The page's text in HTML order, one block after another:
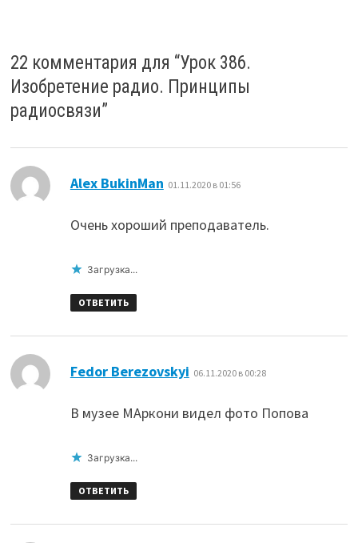
22 комментария для “Урок 386.
Изобретение радио. Принципы
радиосвязи”
Alex BukinMan 01.11.2020 в 01:56
Очень хороший преподаватель.
Загрузка...
ОТВЕТИТЬ
Fedor Berezovskyi 06.11.2020 в 00:28
В музее МАркони видел фото Попова
Загрузка...
ОТВЕТИТЬ